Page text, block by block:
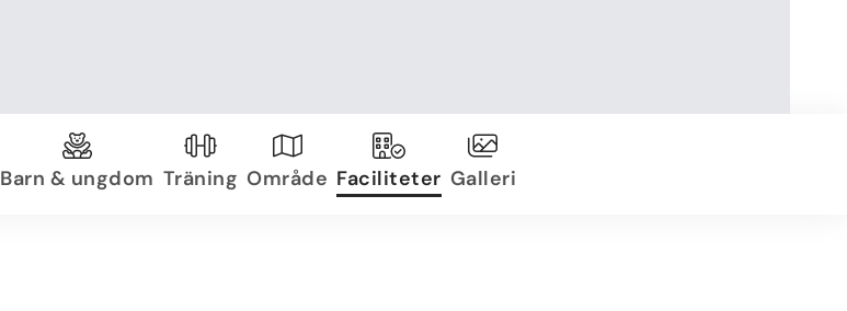
Barn & ungdom Träning Område Faciliteter Galleri